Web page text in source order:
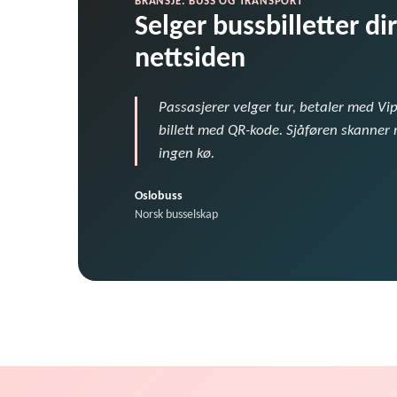
Selger bussbilletter
nettsiden
Passasjerer velger tur, betaler med
billett med QR-kode. Sjåføren
ingen kø.
Oslobuss
Norsk busselskap